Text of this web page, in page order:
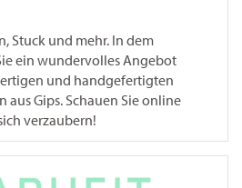
Stuck und mehr. In dem
ein wundervolles Angebot
und handgefertigten
Gips. Schauen Sie online
verzaubern!